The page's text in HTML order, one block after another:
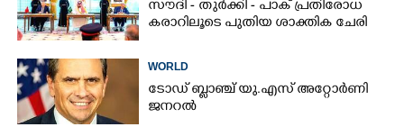
സൗദി - തുർക്കി - പാക് പ്രതിരോധ
കരാറിലൂടെ പുതിയ ശാക്തിക ചേരി
WORLD
ടോഡ് ബ്ലാഞ്ച് യു.എസ് അറ്റോർണി
ജനറൽ